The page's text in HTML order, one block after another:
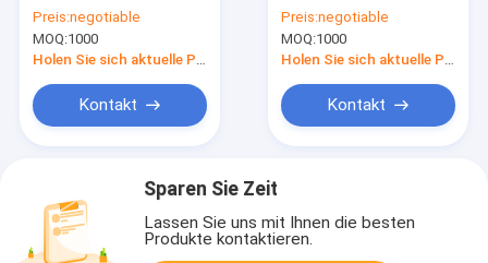
genehmigte IVD
POCT FIA Rapid Test
Kit CER
Preis:negotiable
MOQ:1000
Holen Sie sich aktuelle Preis
Kontakt
FIA und kolloidales
des Goldblut-
Preis:negotiable
MOQ:1000
Holen Sie sich aktuelle Preis
Kontakt
Sparen Sie Zeit
Lassen Sie uns mit Ihnen die besten
Produkte kontaktieren.